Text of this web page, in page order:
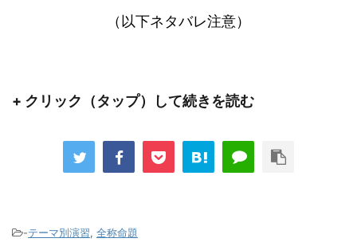
（以下ネタバレ注意）
+ クリック（タップ）して続きを読む
-テーマ別演習, 全称命題